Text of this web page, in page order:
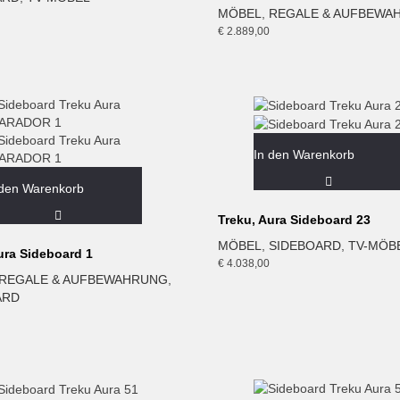
MÖBEL
REGALE &
€2.889,00
Warenkorb
Sideboard 1
& AUFBEWAHRUNG
In den Warenkorb
Treku, Aura Sideboard 23
MÖBEL, SIDEBOARD, TV-
€4.038,00